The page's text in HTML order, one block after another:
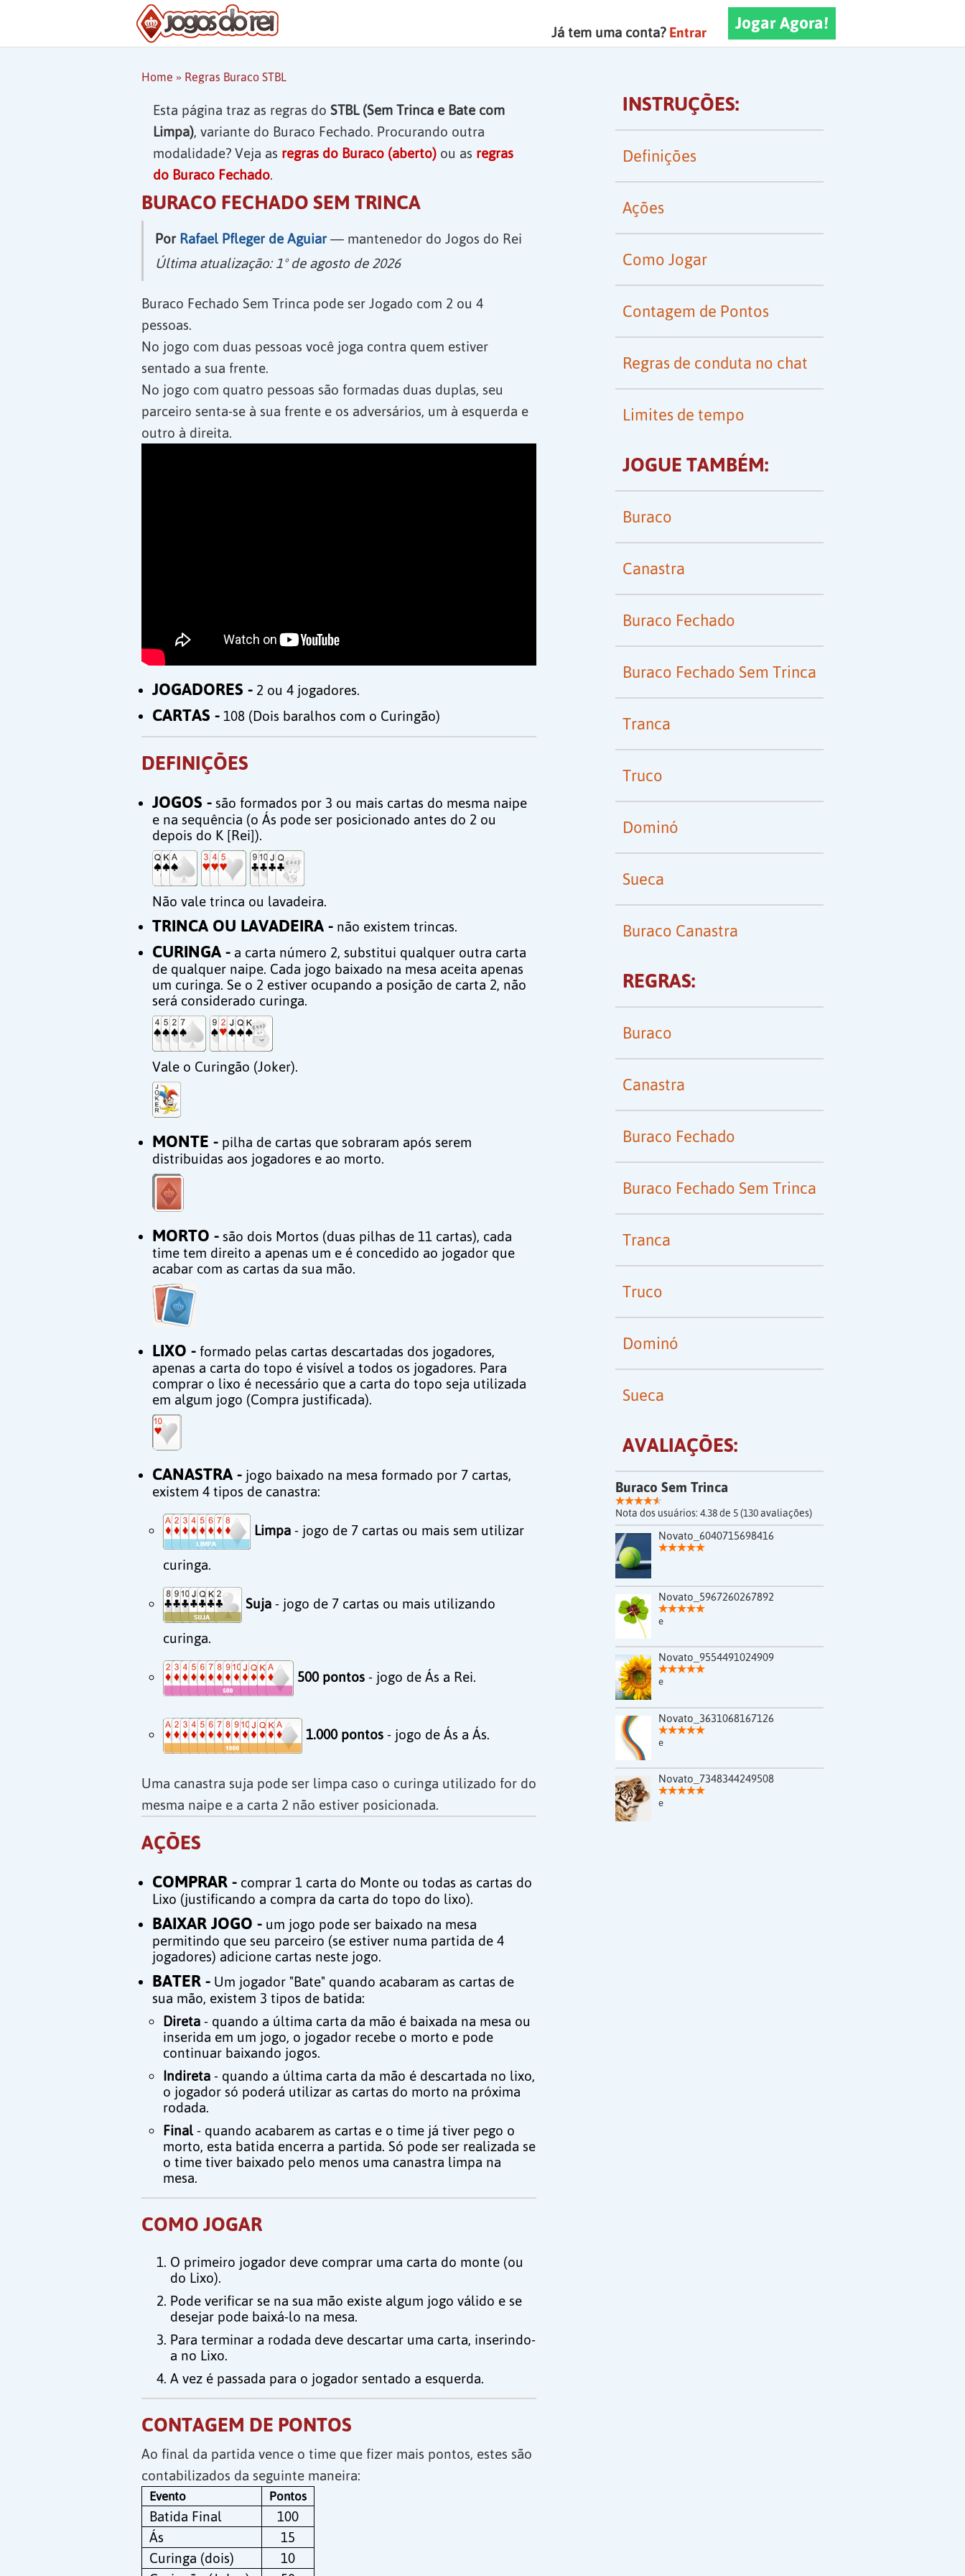
Jogar Agora!
Já tem uma conta? Entrar
Home » Regras Buraco STBL
INSTRUÇÕES:
Definições
Ações
Como Jogar
Contagem de Pontos
Regras de conduta no chat
Limites de tempo
JOGUE TAMBÉM:
Buraco
Canastra
Buraco Fechado
Buraco Fechado Sem Trinca
Tranca
Truco
Dominó
Sueca
Buraco Canastra
REGRAS:
Buraco
Canastra
Buraco Fechado
Buraco Fechado Sem Trinca
Tranca
Truco
Dominó
Sueca
AVALIAÇÕES:
Buraco Sem Trinca
Nota dos usuários: 4.38de 5(130avaliações)
Novato_6040715698416
Novato_5967260267892
e
Novato_9554491024909
e
Novato_3631068167126
e
Novato_7348344249508
e
Esta página traz as regras do STBL (Sem Trinca e Bate com
Limpa), variante do Buraco Fechado. Procurando outra
modalidade? Veja as regras do Buraco (aberto) ou as regras
do Buraco Fechado.
BURACO FECHADO SEM TRINCA
Por Rafael Pfleger de Aguiar— mantenedor do Jogos do Rei
Última atualização:1º de agosto de 2026
Buraco Fechado Sem Trinca pode ser Jogado com 2 ou 4
pessoas.
No jogo com duas pessoas você joga contra quem estiver
sentado a sua frente.
No jogo com quatro pessoas são formadas duas duplas, seu
parceiro senta-se à sua frente e os adversários, um à esquerda e
outro à direita.
JOGADORES - 2 ou 4 jogadores.
CARTAS - 108 (Dois baralhos com o Curingão)
DEFINIÇÕES
JOGOS - são formados por 3 ou mais cartas do mesma naipe
e na sequência (o Ás pode ser posicionado antes do 2 ou
depois do K [Rei]).
Não vale trinca ou lavadeira.
TRINCA OU LAVADEIRA - não existem trincas.
CURINGA - a carta número 2, substitui qualquer outra carta
de qualquer naipe. Cada jogo baixado na mesa aceita apenas
um curinga. Se o 2 estiver ocupando a posição de carta 2, não
será considerado curinga.
Vale o Curingão (Joker).
MONTE - pilha de cartas que sobraram após serem
distribuidas aos jogadores e ao morto.
MORTO - são dois Mortos (duas pilhas de 11 cartas), cada
time tem direito a apenas um e é concedido ao jogador que
acabar com as cartas da sua mão.
LIXO - formado pelas cartas descartadas dos jogadores,
apenas a carta do topo é visível a todos os jogadores. Para
comprar o lixo é necessário que a carta do topo seja utilizada
em algum jogo (Compra justificada).
CANASTRA - jogo baixado na mesa formado por 7 cartas,
existem 4 tipos de canastra:
Limpa - jogo de 7 cartas ou mais sem utilizar
curinga.
Suja - jogo de 7 cartas ou mais utilizando
curinga.
500 pontos - jogo de Ás a Rei.
1.000 pontos - jogo de Ás a Ás.
Uma canastra suja pode ser limpa caso o curinga utilizado for do
mesma naipe e a carta 2 não estiver posicionada.
AÇÕES
COMPRAR - comprar 1 carta do Monte ou todas as cartas do
Lixo (justificando a compra da carta do topo do lixo).
BAIXAR JOGO - um jogo pode ser baixado na mesa
permitindo que seu parceiro (se estiver numa partida de 4
jogadores) adicione cartas neste jogo.
BATER - Um jogador "Bate" quando acabaram as cartas de
sua mão, existem 3 tipos de batida:
Direta - quando a última carta da mão é baixada na mesa ou
inserida em um jogo, o jogador recebe o morto e pode
continuar baixando jogos.
Indireta - quando a última carta da mão é descartada no lixo,
o jogador só poderá utilizar as cartas do morto na próxima
rodada.
Final - quando acabarem as cartas e o time já tiver pego o
morto, esta batida encerra a partida. Só pode ser realizada se
o time tiver baixado pelo menos uma canastra limpa na
mesa.
COMO JOGAR
O primeiro jogador deve comprar uma carta do monte (ou
do Lixo).
Pode verificar se na sua mão existe algum jogo válido e se
desejar pode baixá-lo na mesa.
Para terminar a rodada deve descartar uma carta, inserindo-
a no Lixo.
A vez é passada para o jogador sentado a esquerda.
CONTAGEM DE PONTOS
Ao final da partida vence o time que fizer mais pontos, estes são
contabilizados da seguinte maneira:
Evento Pontos
Batida Final
100
Ás
15
Curinga (dois)
10